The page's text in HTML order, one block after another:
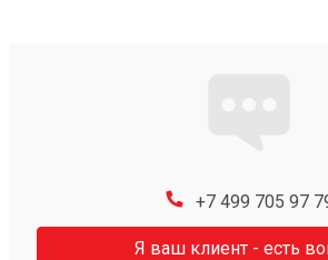
+7 499 705 97
Я ваш клиент - есть